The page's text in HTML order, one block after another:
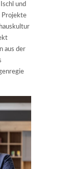
und
Projekte
aus der